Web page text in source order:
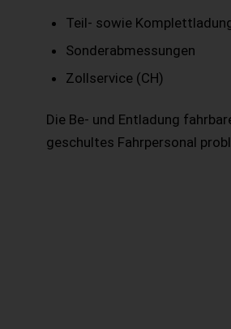
Teil- sowie
Sonderabmessungen
Zollservice (CH)
Die Be- und Entladung
geschultes Fahrpersonal